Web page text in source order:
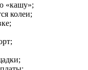
«кашу»;
колеи;